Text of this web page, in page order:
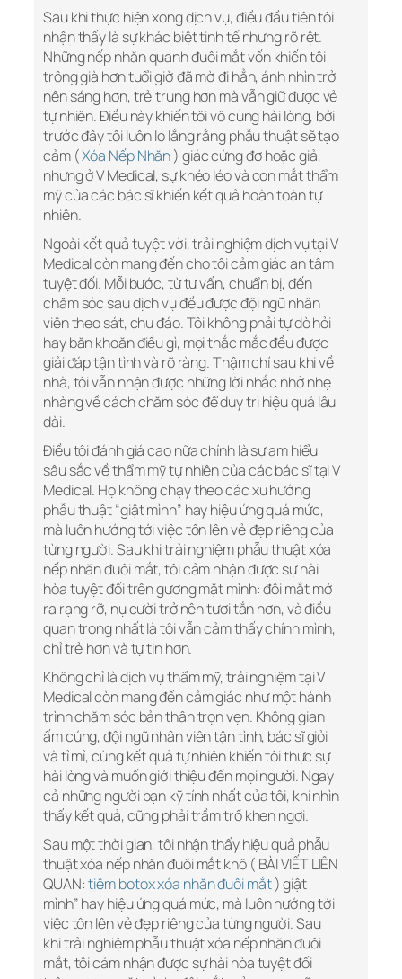
Sau khi thực hiện xong dịch vụ, điều đầu tiên tôi
nhận thấy là sự khác biệt tinh tế nhưng rõ rệt.
Những nếp nhăn quanh đuôi mắt vốn khiến tôi
trông già hơn tuổi giờ đã mờ đi hẳn, ánh nhìn trở
nên sáng hơn, trẻ trung hơn mà vẫn giữ được vẻ
tự nhiên. Điều này khiến tôi vô cùng hài lòng, bởi
trước đây tôi luôn lo lắng rằng phẫu thuật sẽ tạo
cảm (Xóa Nếp Nhăn) giác cứng đơ hoặc giả,
nhưng ở V Medical, sự khéo léo và con mắt thẩm
mỹ của các bác sĩ khiến kết quả hoàn toàn tự
nhiên.
Ngoài kết quả tuyệt vời, trải nghiệm dịch vụ tại V
Medical còn mang đến cho tôi cảm giác an tâm
tuyệt đối. Mỗi bước, từ tư vấn, chuẩn bị, đến
chăm sóc sau dịch vụ đều được đội ngũ nhân
viên theo sát, chu đáo. Tôi không phải tự dò hỏi
hay băn khoăn điều gì, mọi thắc mắc đều được
giải đáp tận tình và rõ ràng. Thậm chí sau khi về
nhà, tôi vẫn nhận được những lời nhắc nhở nhẹ
nhàng về cách chăm sóc để duy trì hiệu quả lâu
dài.
Điều tôi đánh giá cao nữa chính là sự am hiểu
sâu sắc về thẩm mỹ tự nhiên của các bác sĩ tại V
Medical. Họ không chạy theo các xu hướng
phẫu thuật “giật mình” hay hiệu ứng quá mức,
mà luôn hướng tới việc tôn lên vẻ đẹp riêng của
từng người. Sau khi trải nghiệm phẫu thuật xóa
nếp nhăn đuôi mắt, tôi cảm nhận được sự hài
hòa tuyệt đối trên gương mặt mình: đôi mắt mở
ra rạng rỡ, nụ cười trở nên tươi tắn hơn, và điều
quan trọng nhất là tôi vẫn cảm thấy chính mình,
chỉ trẻ hơn và tự tin hơn.
Không chỉ là dịch vụ thẩm mỹ, trải nghiệm tại V
Medical còn mang đến cảm giác như một hành
trình chăm sóc bản thân trọn vẹn. Không gian
ấm cúng, đội ngũ nhân viên tận tình, bác sĩ giỏi
và tỉ mỉ, cùng kết quả tự nhiên khiến tôi thực sự
hài lòng và muốn giới thiệu đến mọi người. Ngay
cả những người bạn kỹ tính nhất của tôi, khi nhìn
thấy kết quả, cũng phải trầm trồ khen ngợi.
Sau một thời gian, tôi nhận thấy hiệu quả phẫu
thuật xóa nếp nhăn đuôi mắt khô ( BÀI VIẾT LIÊN
QUAN:tiêm botox xóa nhăn đuôi mắt) giật
mình” hay hiệu ứng quá mức, mà luôn hướng tới
việc tôn lên vẻ đẹp riêng của từng người. Sau
khi trải nghiệm phẫu thuật xóa nếp nhăn đuôi
mắt, tôi cảm nhận được sự hài hòa tuyệt đối